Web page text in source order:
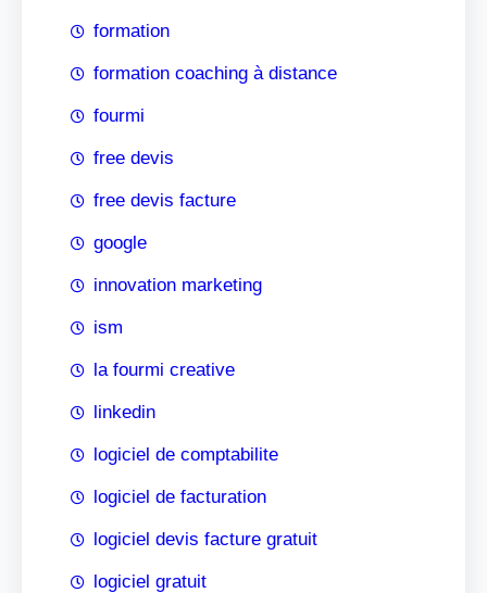
formation
formation coaching à distance
fourmi
free devis
free devis facture
google
innovation marketing
ism
la fourmi creative
linkedin
logiciel de comptabilite
logiciel de facturation
logiciel devis facture gratuit
logiciel gratuit